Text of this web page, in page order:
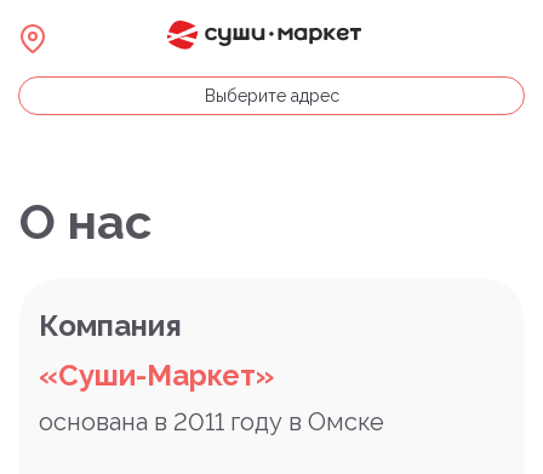
Выберите адрес
О нас
Компания
«Суши-Маркет»
основана в 2011 году в Омске